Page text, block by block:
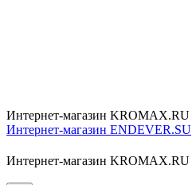
Интернет-магазин KROMAX.RU
Интернет-магазин ENDEVER.SU
Интернет-магазин KROMAX.RU